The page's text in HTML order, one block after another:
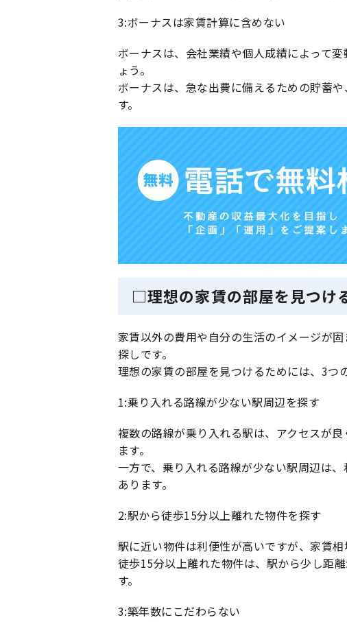
3:ボーナスは家賃計算に含めない
ボーナスは、会社業績や個人成績によって
ょう。
ボーナスは、急な出費に備えるための貯蓄
す。
□理想の家賃の部屋を見つけ
家賃以外の費用や自分の生活のイメージが
探しです。
理想の家賃の部屋を見つけるためには、3つ
1:乗り入れる路線が少ない駅周辺を探す
複数の路線が乗り入れる駅は、アクセスが
ます。
一方で、乗り入れる路線が少ない駅周辺は
あります。
2:駅から徒歩15分以上離れた物件を探す
駅に近い物件は利便性が高いですが、家賃相
徒歩15分以上離れた物件は、駅から少し距
す。
3:築年数にこだわらない